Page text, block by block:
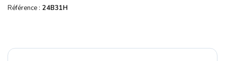
Référence : 24B31H